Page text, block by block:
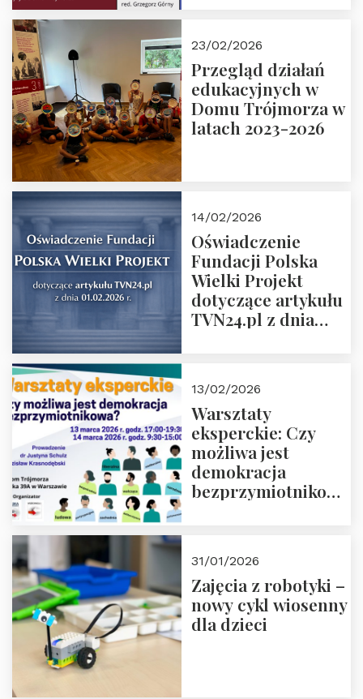
Rozmawiają red.
Grzegorz Górny i
prof. Michał
Łuczewski
23/02/2026
Przegląd działań
edukacyjnych w
Domu Trójmorza w
latach 2023-2026
14/02/2026
Oświadczenie
Fundacji Polska
Wielki Projekt
dotyczące artykułu
TVN24.pl z dnia
13/02/2026
Warsztaty
eksperckie: Czy
możliwa jest
demokracja
bezprzymiotnikowa?
31/01/2026
Zajęcia z robotyki –
nowy cykl wiosenny
dla dzieci